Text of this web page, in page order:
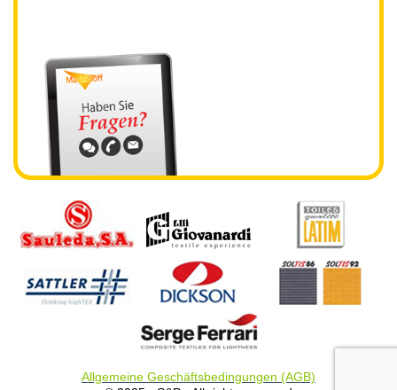
Allgemeine Geschäftsbedingungen (AGB)